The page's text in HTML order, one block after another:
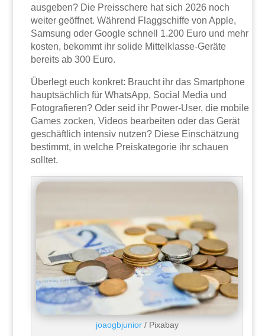
ausgeben? Die Preisschere hat sich 2026 noch
weiter geöffnet. Während Flaggschiffe von Apple,
Samsung oder Google schnell 1.200 Euro und mehr
kosten, bekommt ihr solide Mittelklasse-Geräte
bereits ab 300 Euro.
Überlegt euch konkret: Braucht ihr das Smartphone
hauptsächlich für WhatsApp, Social Media und
Fotografieren? Oder seid ihr Power-User, die mobile
Games zocken, Videos bearbeiten oder das Gerät
geschäftlich intensiv nutzen? Diese Einschätzung
bestimmt, in welche Preiskategorie ihr schauen
solltet.
joaogbjunior/ Pixabay